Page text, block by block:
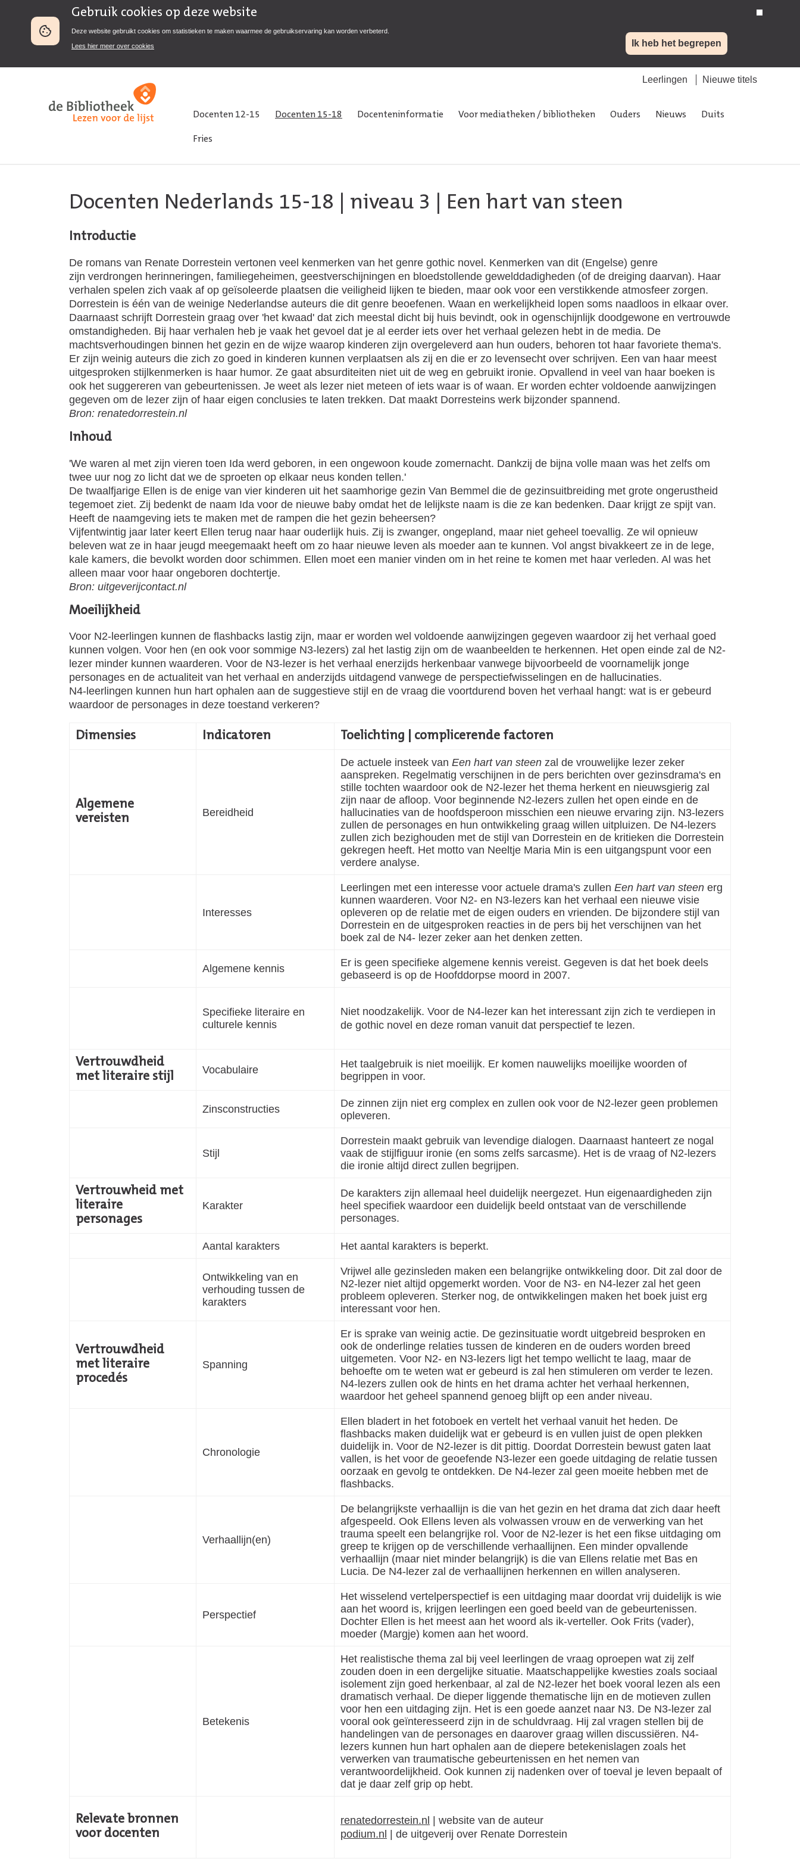
Gebruik cookies op deze website
Deze website gebruikt cookies om statistieken te maken waarmee de gebruikservaring kan worden verbeterd.
Lees hier meer over cookies Ik heb het begrepen
Leerlingen Nieuwe titels
Docenten 12-15 Docenten 15-18 Docenteninformatie Voor mediatheken / bibliotheken Ouders Nieuws Duits
Fries
Docenten Nederlands 15-18 niveau 3 | Een hart van steen
Introductie
De romans van Renate Dorrestein vertonen veel kenmerken van het genre gothic novel. Kenmerken van dit (Engelse) genre
zijn verdrongen herinneringen, familiegeheimen, geestverschijningen en bloedstollende gewelddadigheden (of de dreiging daarvan). Haar
verhalen spelen zich vaak af op geïsoleerde plaatsen die veiligheid lijken te bieden, maar ook voor een verstikkende atmosfeer zorgen.
Dorrestein is één van de weinige Nederlandse auteurs die dit genre beoefenen. Waan en werkelijkheid lopen soms naadloos in elkaar over.
Daarnaast schrijft Dorrestein graag over 'het kwaad' dat zich meestal dicht bij huis bevindt, ook in ogenschijnlijk doodgewone en vertrouwde
omstandigheden. Bij haar verhalen heb je vaak het gevoel dat je al eerder iets over het verhaal gelezen hebt in de media. De
machtsverhoudingen binnen het gezin en de wijze waarop kinderen zijn overgeleverd aan hun ouders, behoren tot haar favoriete thema's.
Er zijn weinig auteurs die zich zo goed in kinderen kunnen verplaatsen als zij en die er zo levensecht over schrijven. Een van haar meest
uitgesproken stijlkenmerken is haar humor. Ze gaat absurditeiten niet uit de weg en gebruikt ironie. Opvallend in veel van haar boeken is
ook het suggereren van gebeurtenissen. Je weet als lezer niet meteen of iets waar is of waan. Er worden echter voldoende aanwijzingen
gegeven om de lezer zijn of haar eigen conclusies te laten trekken. Dat maakt Dorresteins werk bijzonder spannend.
Bron: renatedorrestein.nl
Inhoud
'We waren al met zijn vieren toen Ida werd geboren, in een ongewoon koude zomernacht. Dankzij de bijna volle maan was het zelfs om
twee uur nog zo licht dat we de sproeten op elkaar neus konden tellen.'
De twaalfjarige Ellen is de enige van vier kinderen uit het saamhorige gezin Van Bemmel die de gezinsuitbreiding met grote ongerustheid
tegemoet ziet. Zij bedenkt de naam Ida voor de nieuwe baby omdat het de lelijkste naam is die ze kan bedenken. Daar krijgt ze spijt van.
Heeft de naamgeving iets te maken met de rampen die het gezin beheersen?
Vijfentwintig jaar later keert Ellen terug naar haar ouderlijk huis. Zij is zwanger, ongepland, maar niet geheel toevallig. Ze wil opnieuw
beleven wat ze in haar jeugd meegemaakt heeft om zo haar nieuwe leven als moeder aan te kunnen. Vol angst bivakkeert ze in de lege,
kale kamers, die bevolkt worden door schimmen. Ellen moet een manier vinden om in het reine te komen met haar verleden. Al was het
alleen maar voor haar ongeboren dochtertje.
Bron: uitgeverijcontact.nl
Moeilijkheid
Voor N2-leerlingen kunnen de flashbacks lastig zijn, maar er worden wel voldoende aanwijzingen gegeven waardoor zij het verhaal goed
kunnen volgen. Voor hen (en ook voor sommige N3-lezers) zal het lastig zijn om de waanbeelden te herkennen. Het open einde zal de N2-
lezer minder kunnen waarderen. Voor de N3-lezer is het verhaal enerzijds herkenbaar vanwege bijvoorbeeld de voornamelijk jonge
personages en de actualiteit van het verhaal en anderzijds uitdagend vanwege de perspectiefwisselingen en de hallucinaties.
N4-leerlingen kunnen hun hart ophalen aan de suggestieve stijl en de vraag die voortdurend boven het verhaal hangt: wat is er gebeurd
waardoor de personages in deze toestand verkeren?
Dimensies Indicatoren Toelichting | complicerende factoren
Algemene
vereisten
Bereidheid
De actuele insteek van Een hart van steen zal de vrouwelijke lezer zeker
aanspreken. Regelmatig verschijnen in de pers berichten over gezinsdrama's en
stille tochten waardoor ook de N2-lezer het thema herkent en nieuwsgierig zal
zijn naar de afloop. Voor beginnende N2-lezers zullen het open einde en de
hallucinaties van de hoofdsperoon misschien een nieuwe ervaring zijn. N3-lezers
zullen de personages en hun ontwikkeling graag willen uitpluizen. De N4-lezers
zullen zich bezighouden met de stijl van Dorrestein en de kritieken die Dorrestein
gekregen heeft. Het motto van Neeltje Maria Min is een uitgangspunt voor een
verdere analyse.
Interesses
Leerlingen met een interesse voor actuele drama's zullen Een hart van steen erg
kunnen waarderen. Voor N2- en N3-lezers kan het verhaal een nieuwe visie
opleveren op de relatie met de eigen ouders en vrienden. De bijzondere stijl van
Dorrestein en de uitgesproken reacties in de pers bij het verschijnen van het
boek zal de N4- lezer zeker aan het denken zetten.
Algemene kennis
Er is geen specifieke algemene kennis vereist. Gegeven is dat het boek deels
gebaseerd is op de Hoofddorpse moord in 2007.
Specifieke literaire en
culturele kennis
Niet noodzakelijk. Voor de N4-lezer kan het interessant zijn zich te verdiepen in
de gothic novel en deze roman vanuit dat perspectief te lezen.
Vertrouwdheid
met literaire stijl
Vocabulaire
Het taalgebruik is niet moeilijk. Er komen nauwelijks moeilijke woorden of
begrippen in voor.
Zinsconstructies
De zinnen zijn niet erg complex en zullen ook voor de N2-lezer geen problemen
opleveren.
Stijl
Dorrestein maakt gebruik van levendige dialogen. Daarnaast hanteert ze nogal
vaak de stijlfiguur ironie (en soms zelfs sarcasme). Het is de vraag of N2-lezers
die ironie altijd direct zullen begrijpen.
Vertrouwheid met
literaire
personages
Karakter
De karakters zijn allemaal heel duidelijk neergezet. Hun eigenaardigheden zijn
heel specifiek waardoor een duidelijk beeld ontstaat van de verschillende
personages.
Aantal karakters Het aantal karakters is beperkt.
Ontwikkeling van en
verhouding tussen de
karakters
Vrijwel alle gezinsleden maken een belangrijke ontwikkeling door. Dit zal door de
N2-lezer niet altijd opgemerkt worden. Voor de N3- en N4-lezer zal het geen
probleem opleveren. Sterker nog, de ontwikkelingen maken het boek juist erg
interessant voor hen.
Vertrouwdheid
met literaire
procedés
Spanning
Er is sprake van weinig actie. De gezinsituatie wordt uitgebreid besproken en
ook de onderlinge relaties tussen de kinderen en de ouders worden breed
uitgemeten. Voor N2- en N3-lezers ligt het tempo wellicht te laag, maar de
behoefte om te weten wat er gebeurd is zal hen stimuleren om verder te lezen.
N4-lezers zullen ook de hints en het drama achter het verhaal herkennen,
waardoor het geheel spannend genoeg blijft op een ander niveau.
Chronologie
Ellen bladert in het fotoboek en vertelt het verhaal vanuit het heden. De
flashbacks maken duidelijk wat er gebeurd is en vullen juist de open plekken
duidelijk in. Voor de N2-lezer is dit pittig. Doordat Dorrestein bewust gaten laat
vallen, is het voor de geoefende N3-lezer een goede uitdaging de relatie tussen
oorzaak en gevolg te ontdekken. De N4-lezer zal geen moeite hebben met de
flashbacks.
Verhaallijn(en)
De belangrijkste verhaallijn is die van het gezin en het drama dat zich daar heeft
afgespeeld. Ook Ellens leven als volwassen vrouw en de verwerking van het
trauma speelt een belangrijke rol. Voor de N2-lezer is het een fikse uitdaging om
greep te krijgen op de verschillende verhaallijnen. Een minder opvallende
verhaallijn (maar niet minder belangrijk) is die van Ellens relatie met Bas en
Lucia. De N4-lezer zal de verhaallijnen herkennen en willen analyseren.
Perspectief
Het wisselend vertelperspectief is een uitdaging maar doordat vrij duidelijk is wie
aan het woord is, krijgen leerlingen een goed beeld van de gebeurtenissen.
Dochter Ellen is het meest aan het woord als ik-verteller. Ook Frits (vader),
moeder (Margje) komen aan het woord.
Betekenis
Het realistische thema zal bij veel leerlingen de vraag oproepen wat zij zelf
zouden doen in een dergelijke situatie. Maatschappelijke kwesties zoals sociaal
isolement zijn goed herkenbaar, al zal de N2-lezer het boek vooral lezen als een
dramatisch verhaal. De dieper liggende thematische lijn en de motieven zullen
voor hen een uitdaging zijn. Het is een goede aanzet naar N3. De N3-lezer zal
vooral ook geïnteresseerd zijn in de schuldvraag. Hij zal vragen stellen bij de
handelingen van de personages en daarover graag willen discussiëren. N4-
lezers kunnen hun hart ophalen aan de diepere betekenislagen zoals het
verwerken van traumatische gebeurtenissen en het nemen van
verantwoordelijkheid. Ook kunnen zij nadenken over of toeval je leven bepaalt of
dat je daar zelf grip op hebt.
Relevate bronnen
voor docenten
renatedorrestein.nl | website van de auteur
podium.nl | de uitgeverij over Renate Dorrestein